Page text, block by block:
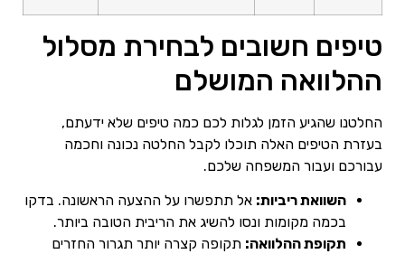
טיפים חשובים לבחירת מסלול
ההלוואה המושלם
החלטנו שהגיע הזמן לגלות לכם כמה טיפים שלא ידעתם,
בעזרת הטיפים האלה תוכלו לקבל החלטה נכונה וחכמה
עבורכם ועבור המשפחה שלכם.
השוואת ריביות: אל תתפשרו על ההצעה הראשונה. בדקו
בכמה מקומות ונסו להשיג את הריבית הטובה ביותר.
תקופת ההלוואה: תקופה קצרה יותר תגרור החזרים